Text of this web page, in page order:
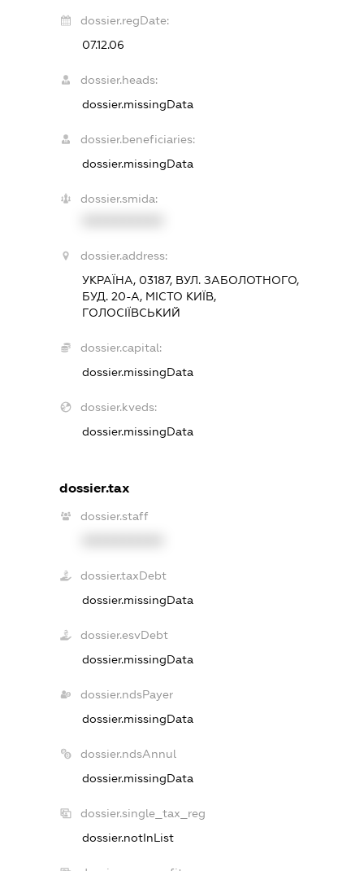
dossier.regDate:
07.12.06
dossier.heads:
dossier.missingData
dossier.beneficiaries:
dossier.missingData
dossier.smida:
dossier.address:
УКРАЇНА, 03187, ВУЛ. ЗАБОЛОТНОГО,
БУД. 20-А, МІСТО КИЇВ,
ГОЛОСІЇВСЬКИЙ
dossier.capital:
dossier.missingData
dossier.kveds:
dossier.missingData
dossier.tax
dossier.staff
dossier.taxDebt
dossier.missingData
dossier.esvDebt
dossier.missingData
dossier.ndsPayer
dossier.missingData
dossier.ndsAnnul
dossier.missingData
dossier.single_tax_reg
dossier.notInList